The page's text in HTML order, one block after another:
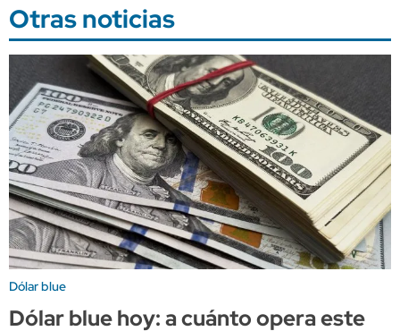
Otras noticias
Dólar blue
Dólar blue hoy: a cuánto opera este